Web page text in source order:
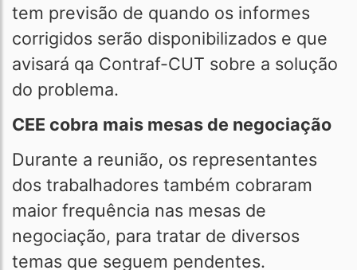
tem previsão de quando os informes
corrigidos serão disponibilizados e que
avisará qa Contraf-CUT sobre a solução
do problema.
CEE cobra mais mesas de negociação
Durante a reunião, os representantes
dos trabalhadores também cobraram
maior frequência nas mesas de
negociação, para tratar de diversos
temas que seguem pendentes.